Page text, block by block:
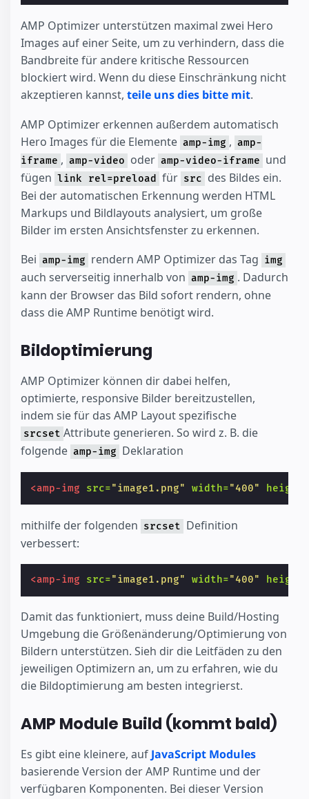
AMP Optimizer unterstützen maximal zwei Hero
Images auf einer Seite, um zu verhindern, dass die
Bandbreite für andere kritische Ressourcen
blockiert wird. Wenn du diese Einschränkung nicht
akzeptieren kannst, teile uns dies bitte mit.
AMP Optimizer erkennen außerdem automatisch
Hero Images für die Elemente amp-img , amp-
iframe , amp-video oder amp-video-iframe und
fügen link rel=preload für src des Bildes ein.
Bei der automatischen Erkennung werden HTML
Markups und Bildlayouts analysiert, um große
Bilder im ersten Ansichtsfenster zu erkennen.
Bei amp-img rendern AMP Optimizer das Tag img
auch serverseitig innerhalb von amp-img . Dadurch
kann der Browser das Bild sofort rendern, ohne
dass die AMP Runtime benötigt wird.
Bildoptimierung
AMP Optimizer können dir dabei helfen,
optimierte, responsive Bilder bereitzustellen,
indem sie für das AMP Layout spezifische
srcset Attribute generieren. So wird z. B. die
folgende amp-img Deklaration
<amp-img src="image1.png" width="400"
mithilfe der folgenden srcset Definition
verbessert:
<amp-img src="image1.png" width="400"
Damit das funktioniert, muss deine Build/Hosting
Umgebung die Größenänderung/Optimierung von
Bildern unterstützen. Sieh dir die Leitfäden zu den
jeweiligen Optimizern an, um zu erfahren, wie du
die Bildoptimierung am besten integrierst.
AMP Module Build (kommt bald)
Es gibt eine kleinere, auf JavaScript Modules
basierende Version der AMP Runtime und der
verfügbaren Komponenten. Bei dieser Version